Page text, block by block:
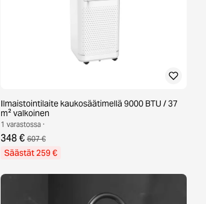
Ilmaistointilaite kaukosäätimellä 9000 BTU / 37
m² valkoinen
1 varastossa ·
348 € 607 €
Säästät 259 €